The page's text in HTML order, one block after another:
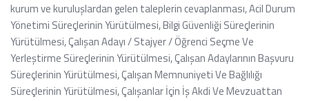
kurum ve kuruluşlardan gelen taleplerin cevaplanması, Acil Durum
Yönetimi Süreçlerinin Yürütülmesi, Bilgi Güvenliği Süreçlerinin
Yürütülmesi, Çalışan Adayı / Stajyer / Öğrenci Seçme Ve
Yerleştirme Süreçlerinin Yürütülmesi, Çalışan Adaylarının Başvuru
Süreçlerinin Yürütülmesi, Çalışan Memnuniyeti Ve Bağlılığı
Süreçlerinin Yürütülmesi, Çalışanlar İçin İş Akdi Ve Mevzuattan